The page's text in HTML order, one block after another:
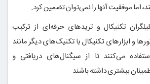
اما موفقیت آنها را نمی‌توان تضمین کرد.
تکنیکال و تریدهای حرفه‌ای از ترکیب
و ابزارهای تکنیکال با تکنیک‌های دیگر مانند
می‌کنند تا از سیگنال‌های دریافتی و
بیشتری داشته باشند.